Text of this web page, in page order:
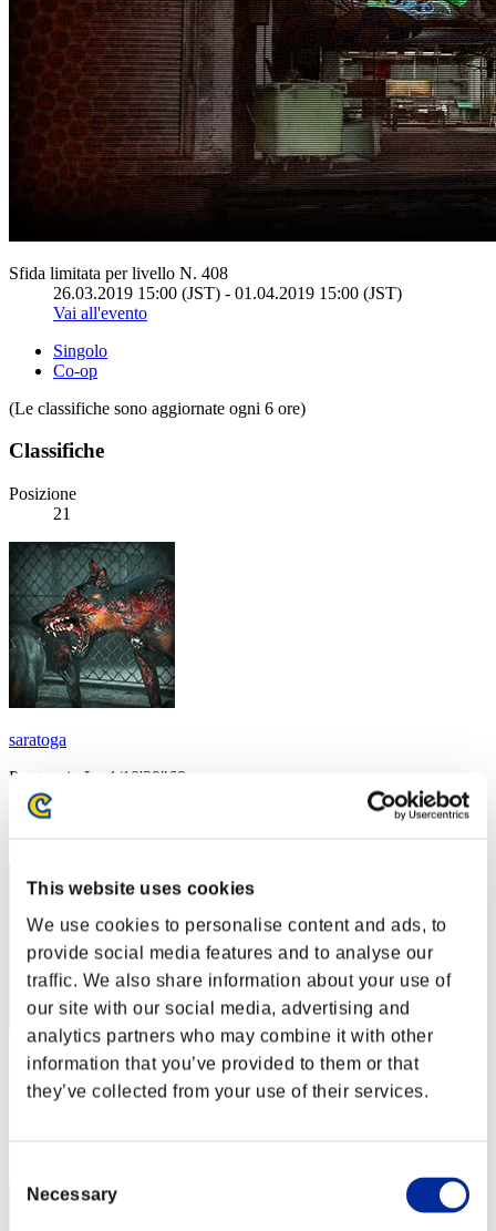
This website uses cookies
We use cookies to personalise content and ads, to
provide social media features and to analyse our
traffic. We also share information about your use of
our site with our social media, advertising and
analytics partners who may combine it with other
information that you’ve provided to them or that
they’ve collected from your use of their services.
Selection
Necessary
Sfida limitata per livello N. 408
26.03.2019 15:00 (JST) - 01.04.2019 15:00 (JST)
Vai all'evento
Singolo
Co-op
(Le classifiche sono aggiornate ogni 6 ore)
Classifiche
Posizione
21
saratoga
Punteggio:Lv:1/18'39"69
Posizione
21
infernu6
Punteggio:Lv:1/18'39"69
Posizione